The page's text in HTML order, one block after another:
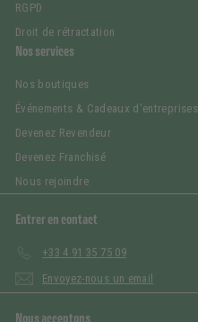
RGPD
Droit de rétractation
Nos services
Nos boutiques
Événements & Cadeaux d'entreprises
Devenez Revendeur
Devenez Franchisé
Nous rejoindre
Entrer en contact
+33 4 91 35 75 09
Envoyez-nous un email
Nous acceptons